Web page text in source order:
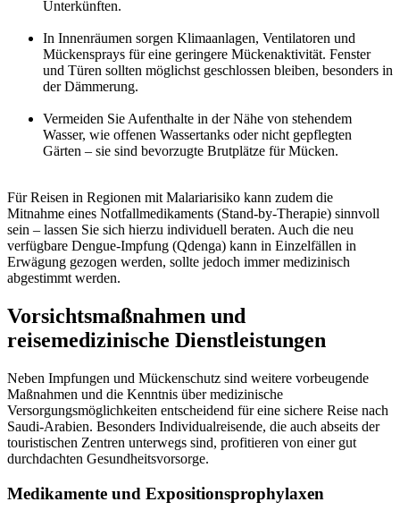
Unterkünften.
In Innenräumen sorgen Klimaanlagen, Ventilatoren und
Mückensprays für eine geringere Mückenaktivität. Fenster
und Türen sollten möglichst geschlossen bleiben, besonders in
der Dämmerung.
Vermeiden Sie Aufenthalte in der Nähe von stehendem
Wasser, wie offenen Wassertanks oder nicht gepflegten
Gärten – sie sind bevorzugte Brutplätze für Mücken.
Für Reisen in Regionen mit Malariarisiko kann zudem die
Mitnahme eines Notfallmedikaments (Stand-by-Therapie) sinnvoll
sein – lassen Sie sich hierzu individuell beraten. Auch die neu
verfügbare Dengue-Impfung (Qdenga) kann in Einzelfällen in
Erwägung gezogen werden, sollte jedoch immer medizinisch
abgestimmt werden.
Vorsichtsmaßnahmen und
reisemedizinische Dienstleistungen
Neben Impfungen und Mückenschutz sind weitere vorbeugende
Maßnahmen und die Kenntnis über medizinische
Versorgungsmöglichkeiten entscheidend für eine sichere Reise nach
Saudi-Arabien. Besonders Individualreisende, die auch abseits der
touristischen Zentren unterwegs sind, profitieren von einer gut
durchdachten Gesundheitsvorsorge.
Medikamente und Expositionsprophylaxen